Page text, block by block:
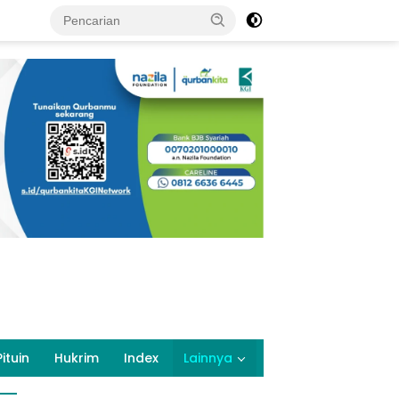
Hukrim Index Lainnya